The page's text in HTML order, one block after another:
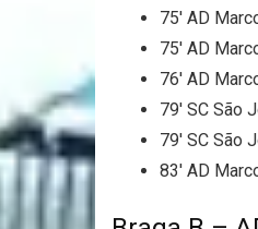
75′ AD
75′ AD
76′ AD
79′ SC São
79′ SC São
83′ AD